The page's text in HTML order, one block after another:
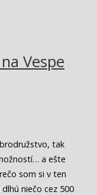
Vespe
tak
a ešte
som si v ten
niečo cez 500